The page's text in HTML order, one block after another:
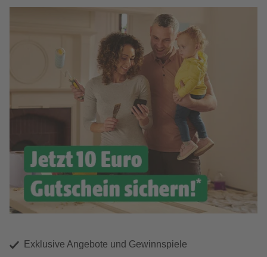
Exklusive Angebote und Gewinnspiele